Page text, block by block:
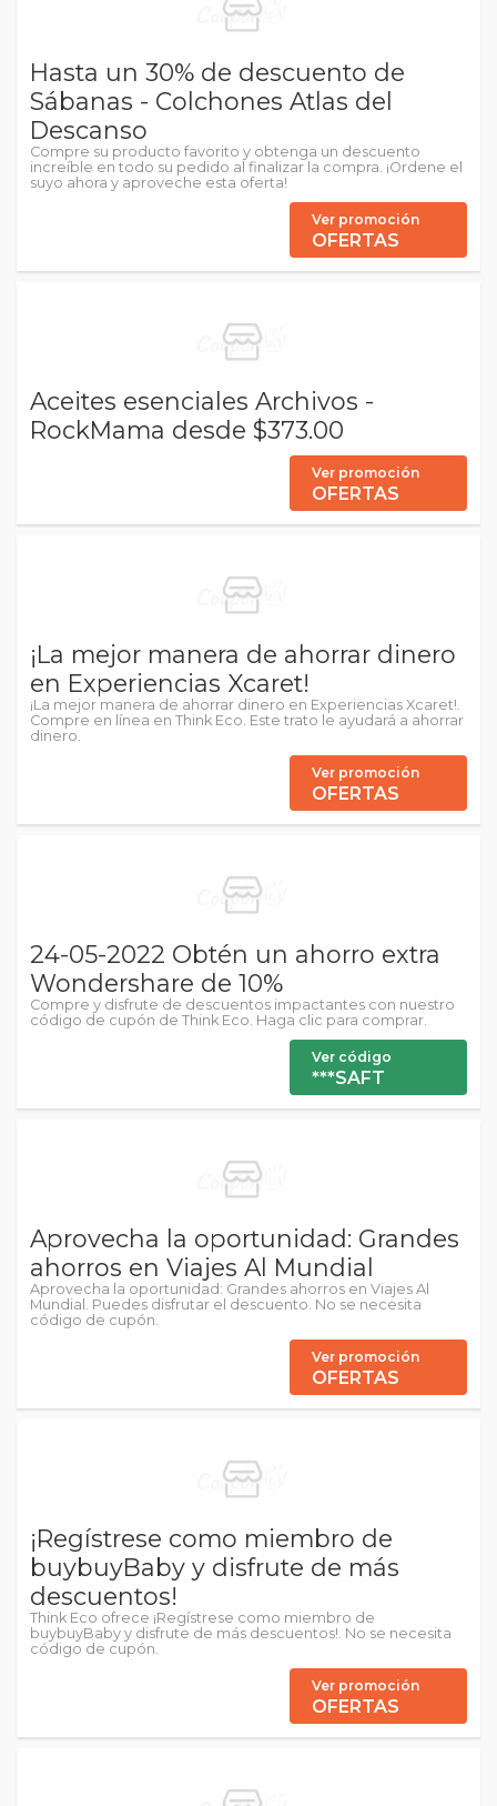
Hasta un 30% de descuento de
Sábanas - Colchones Atlas del
Descanso
Compre su producto favorito y obtenga un descuento
increíble en todo su pedido al finalizar la compra. ¡Ordene el
suyo ahora y aproveche esta oferta!
Ver promoción
OFERTAS
Aceites esenciales Archivos -
RockMama desde $373.00
Ver promoción
OFERTAS
¡La mejor manera de ahorrar dinero
en Experiencias Xcaret!
¡La mejor manera de ahorrar dinero en Experiencias Xcaret!.
Compre en línea en Think Eco. Este trato le ayudará a ahorrar
dinero.
Ver promoción
OFERTAS
24-05-2022 Obtén un ahorro extra
Wondershare de 10%
Compre y disfrute de descuentos impactantes con nuestro
código de cupón de Think Eco. Haga clic para comprar.
Ver código
***SAFT
Aprovecha la oportunidad: Grandes
ahorros en Viajes Al Mundial
Aprovecha la oportunidad: Grandes ahorros en Viajes Al
Mundial. Puedes disfrutar el descuento. No se necesita
código de cupón.
Ver promoción
OFERTAS
¡Regístrese como miembro de
buybuyBaby y disfrute de más
descuentos!
Think Eco ofrece ¡Regístrese como miembro de
buybuyBaby y disfrute de más descuentos!. No se necesita
código de cupón.
Ver promoción
OFERTAS